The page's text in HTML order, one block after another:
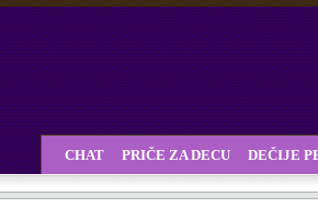
CHAT PRIČE ZA DECU DEČIJE